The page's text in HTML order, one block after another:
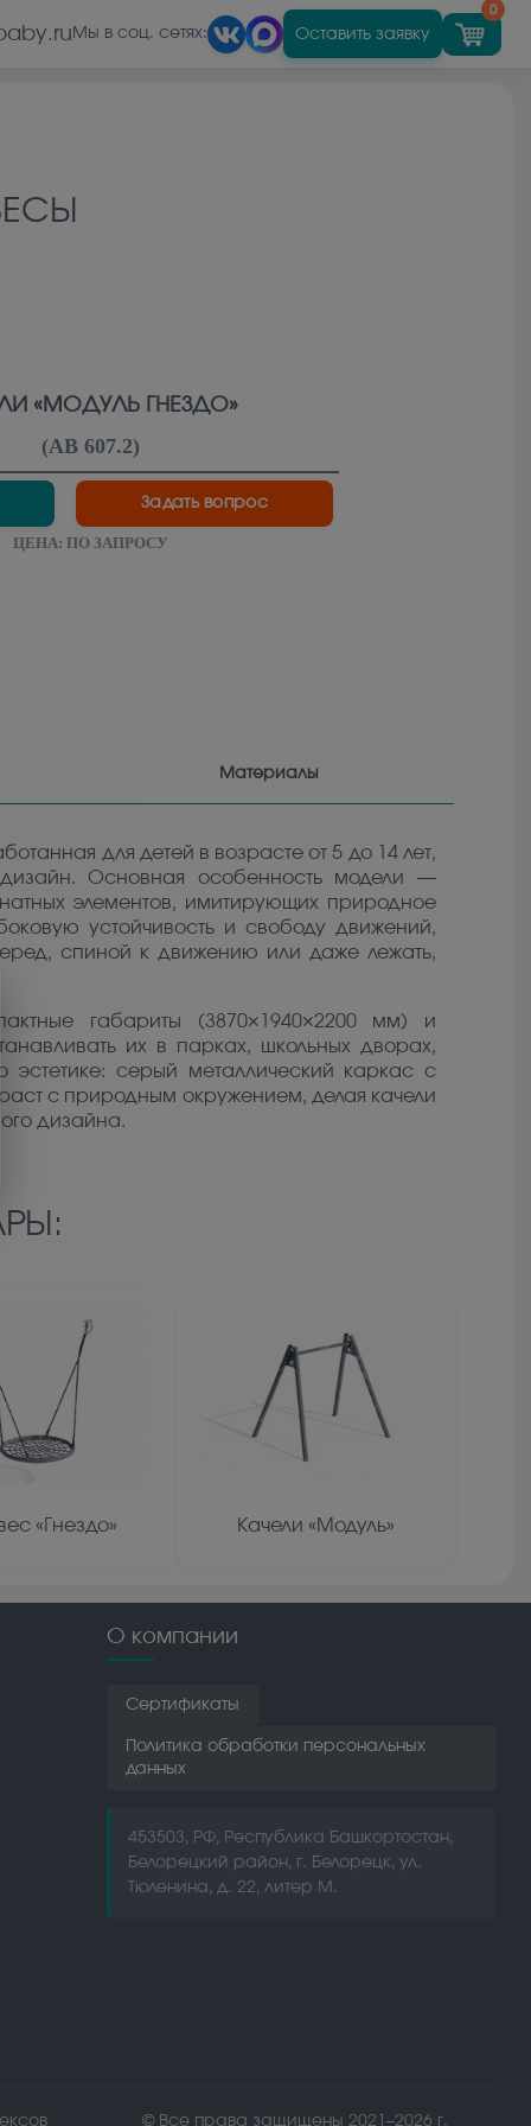
Мы в соц. сетях: Оставить заявку
0
«МОДУЛЬ ГНЕЗДО»
(АВ 607.2)
Задать вопрос
ЦЕНА: ПО ЗАПРОСУ
Материалы
для детей в возрасте от 5 до 14 лет,
Основная особенность модели —
элементов, имитирующих природное
устойчивость и свободу движений,
спиной к движению или даже лежать,
габариты (3870×1940×2200 мм) и
их в парках, школьных дворах,
серый металлический каркас с
с природным окружением, делая качели
дизайна.
«Гнездо» Качели «Модуль»
О компании
Сертификаты
Политика обработки персональных
данных
453503, РФ, Республика Башкортостан,
Белорецкий район, г. Белорецк, ул.
Тюленина, д. 22, литер М.
© Все права защищены 2021–2026 г.